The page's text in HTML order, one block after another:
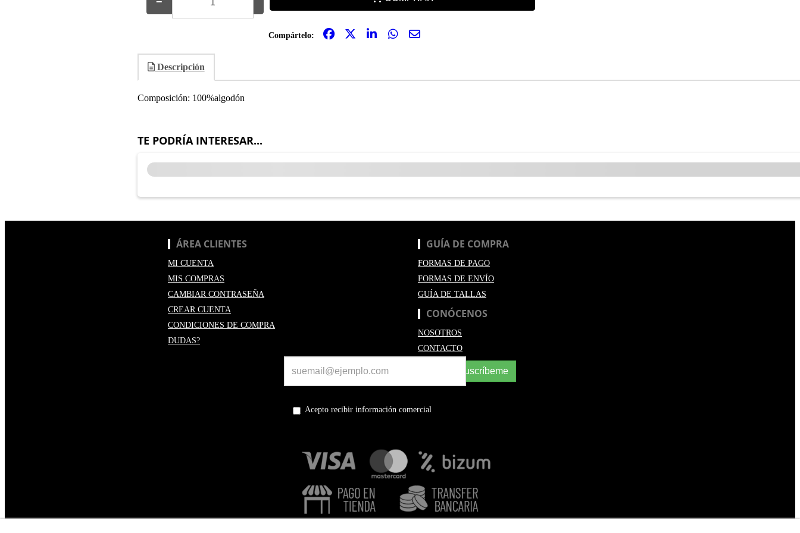
Compártelo:
Descripción
Composición: 100%algodón
TE PODRÍA INTERESAR...
ÁREA CLIENTES
MI CUENTA
MIS COMPRAS
CAMBIAR CONTRASEÑA
CREAR CUENTA
CONDICIONES DE COMPRA
DUDAS?
GUÍA DE COMPRA
FORMAS DE PAGO
FORMAS DE ENVÍO
GUÍA DE TALLAS
CONÓCENOS
NOSOTROS
CONTACTO
Suscríbeme
Acepto recibir información comercial